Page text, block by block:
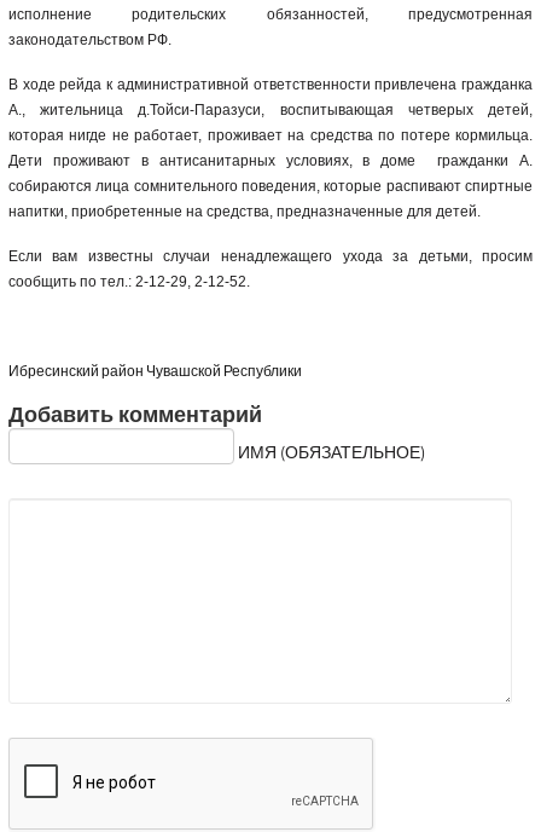
исполнение родительских обязанностей, предусмотренная
законодательством РФ.
В ходе рейда к административной ответственности привлечена гражданка
А., жительница д.Тойси-Паразуси, воспитывающая четверых детей,
которая нигде не работает, проживает на средства по потере кормильца.
Дети проживают в антисанитарных условиях, в доме гражданки А.
собираются лица сомнительного поведения, которые распивают спиртные
напитки, приобретенные на средства, предназначенные для детей.
Если вам известны случаи ненадлежащего ухода за детьми, просим
сообщить по тел.: 2-12-29, 2-12-52.
Ибресинский район Чувашской Республики
Добавить комментарий
ИМЯ (ОБЯЗАТЕЛЬНОЕ)